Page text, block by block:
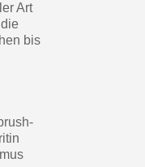
Art
bis